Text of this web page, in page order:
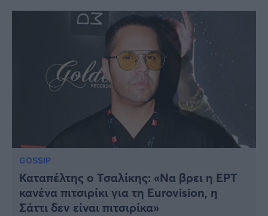
GOSSIP
Καταπέλτης ο Τσαλίκης: «Να βρει η ΕΡΤ
κανένα πιτσιρίκι για τη Eurovision, η
Σάττι δεν είναι πιτσιρίκα»